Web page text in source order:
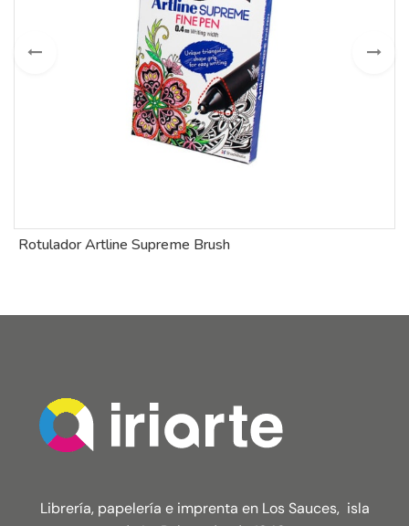
Rotulador Artline Supreme Brush
Librería, papelería e imprenta en Los Sauces, isla